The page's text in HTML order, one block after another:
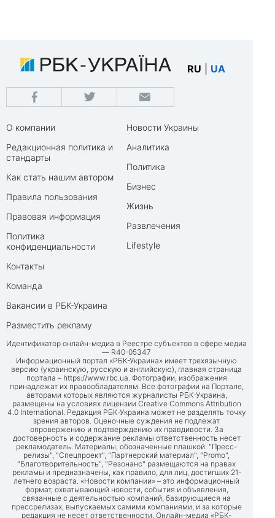
RU UA
О компании
Редакционная политика и
стандарты
Как стать нашим автором
Правила пользования
Правовая информация
Политика
конфиденциальности
Контакты
Команда
Вакансии в РБК-Украина
Разместить рекламу
Новости Украины
Аналитика
Политика
Бизнес
Жизнь
Развлечения
Lifestyle
Идентификатор онлайн-медиа в Реестре субъектов в сфере медиа
— R40-05347
Информационный портал «РБК-Украина» имеет трехязычную
версию (украинскую, русскую и английскую), главная страница
портала – https://www.rbc.ua. Фотографии, изображения
принадлежат их правообладателям. Все фотографии на Портале,
авторами которых являются журналисты РБК-Украина,
размещены на условиях лицензии Creative Commons Attribution
4.0 International. Редакция РБК-Украина может не разделять точку
зрения авторов. Оценочные суждения не подлежат
опровержению и подтверждению их правдивости. За
достоверность и содержание рекламы ответственность несет
рекламодатель. Материалы, обозначенные плашкой: "Пресс-
релизы", "Спецпроект", "Партнерский материал", "Promo",
"Благотворительность", "Резонанс" размещаются на правах
рекламы и предназначены, как правило, для лиц, достигших 21-
летнего возраста. «Новости компании» – это информационный
формат, охватывающий новости, события и объявления,
связанные с деятельностью компаний, базирующиеся на
прессрелизах, выпускаемых самими компаниями, и за которые
редакция не несет ответственности. Онлайн-медиа «РБК-